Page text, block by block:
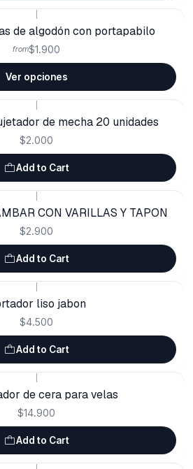
de algodón con portapabilo
from$1.900
Ver opciones
de mecha 20 unidades
$2.000
Add to Cart
CON VARILLAS Y TAPON
$2.900
Add to Cart
liso jabon
$4.500
Add to Cart
de cera para velas
$14.900
Add to Cart